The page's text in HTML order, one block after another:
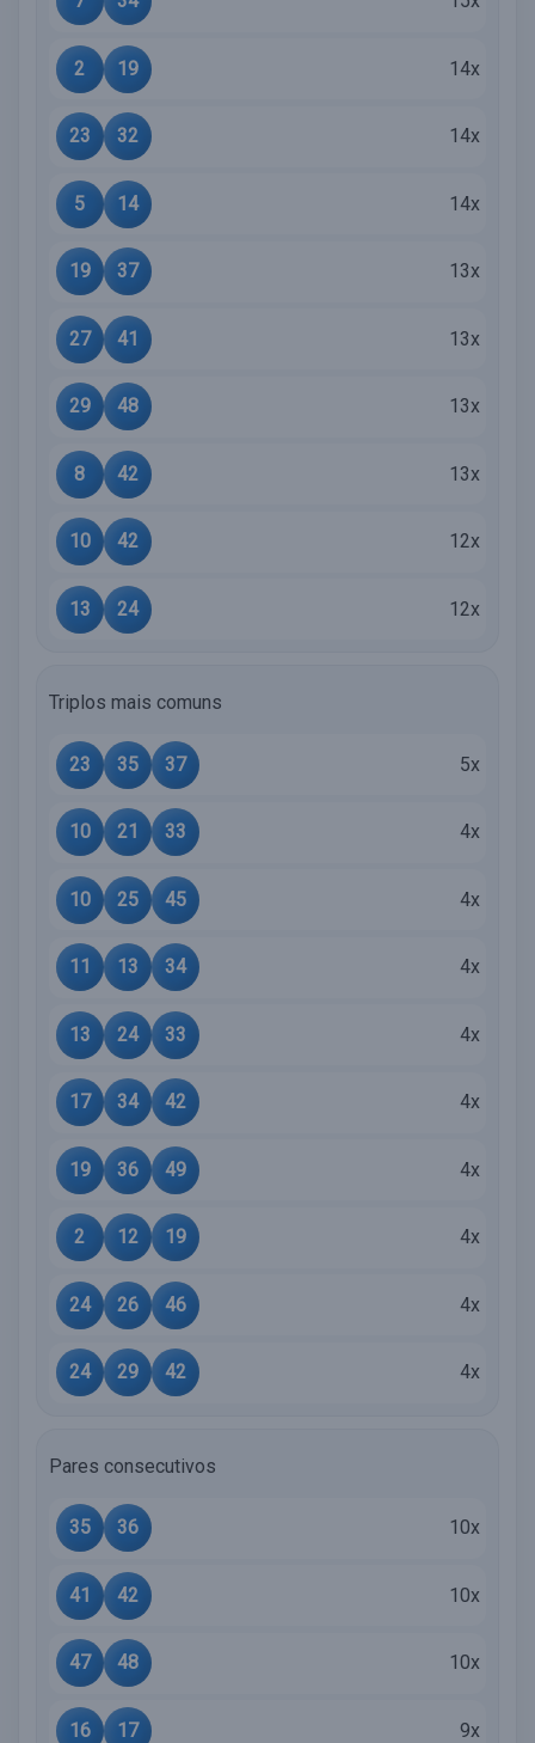
2 19 14x
23 32 14x
5 14 14x
19 37 13x
27 41 13x
29 48 13x
8 42 13x
10 42 12x
13 24 12x
Triplos mais comuns
23 35 37 5x
10 21 33 4x
10 25 45 4x
11 13 34 4x
13 24 33 4x
17 34 42 4x
19 36 49 4x
2 12 19 4x
24 26 46 4x
24 29 42 4x
Pares consecutivos
35 36 10x
41 42 10x
47 48 10x
16 17 9x